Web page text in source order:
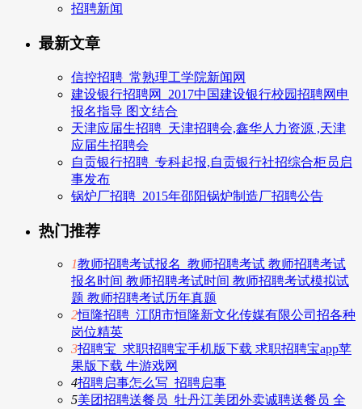
招聘新闻
最新文章
信控招聘_常熟理工学院新闻网
建设银行招聘网_2017中国建设银行校园招聘网申
报名指导 图文结合
天津应届生招聘_天津招聘会,鑫华人力资源 ,天津
应届生招聘会
自贡银行招聘_专科起报,自贡银行社招综合柜员启
事发布
锅炉厂招聘_2015年邵阳锅炉制造厂招聘公告
热门推荐
1教师招聘考试报名_教师招聘考试 教师招聘考试
报名时间 教师招聘考试时间 教师招聘考试模拟试
题 教师招聘考试历年真题
2恒隆招聘_江阴市恒隆新文化传媒有限公司招各种
岗位精英
3招聘宝_求职招聘宝手机版下载 求职招聘宝app苹
果版下载 牛游戏网
4招聘启事怎么写_招聘启事
5美团招聘送餐员_牡丹江美团外卖诚聘送餐员 全